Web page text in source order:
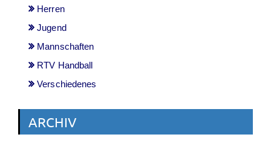
Herren
Jugend
Mannschaften
RTV Handball
Verschiedenes
ARCHIV